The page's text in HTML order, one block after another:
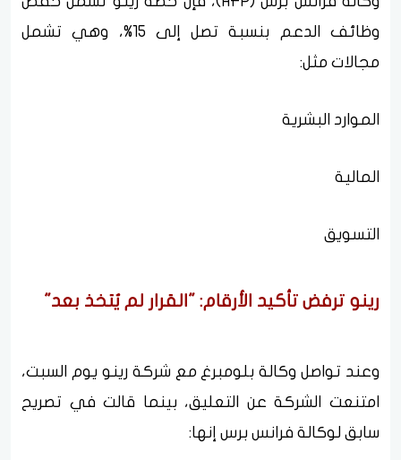
وظائف الدعم بنسبة تصل إلى 15%، وهي تشمل
مجالات مثل:
الموارد البشرية
المالية
التسويق
رينو ترفض تأكيد الأرقام: "القرار لم يُتخذ بعد"
وعند تواصل وكالة بلومبرغ مع شركة رينو يوم السبت،
امتنعت الشركة عن التعليق، بينما قالت في تصريح
سابق لوكالة فرانس برس إنها: